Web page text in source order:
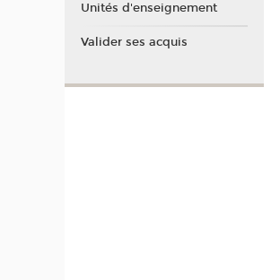
Unités d'enseignement
Valider ses acquis